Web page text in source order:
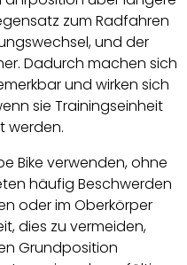
zum Radfahren
und der
Dadurch machen sich
und wirken sich
sie Trainingseinheit
werden.
Bike verwenden, ohne
häufig Beschwerden
oder im Oberkörper
dies zu vermeiden,
Grundposition